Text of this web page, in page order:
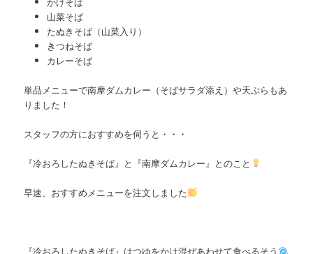
山菜そば
たぬきそば（山菜入り）
きつねそば
カレーそば
単品メニューで南摩ダムカレー（そばサラダ添え）や天ぷらもあ
りました！
スタッフの方におすすめを伺うと・・・
『冷おろしたぬきそば』と『南摩ダムカレー』とのこと
早速、おすすめメニューを注文しました
『冷おろしたぬきそば』はつゆをかけ混ぜあわせて食べるそう